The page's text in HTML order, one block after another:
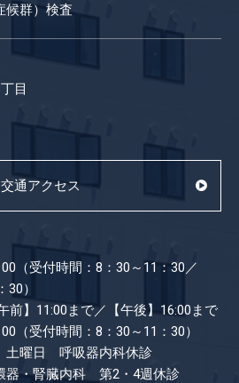
候群）検査
目
交通アクセス
（受付時間：8：30～11：30／
30）
午前】11:00まで／【午後】16:00まで
（受付時間：8：30～11：30）
土曜日 呼吸器内科休診
・腎臓内科 第2・4週休診